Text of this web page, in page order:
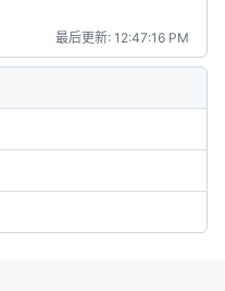
最后更新: 12:47:16 PM